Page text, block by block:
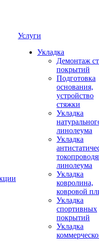
Услуги
Укладка
Демонтаж
покрытий
Подготовка
основания,
устройство
стяжки
Укладка
линолеума
Укладка
линолеума
Укладка
ковролина,
ковровой
Укладка
спортивных
покрытий
Укладка